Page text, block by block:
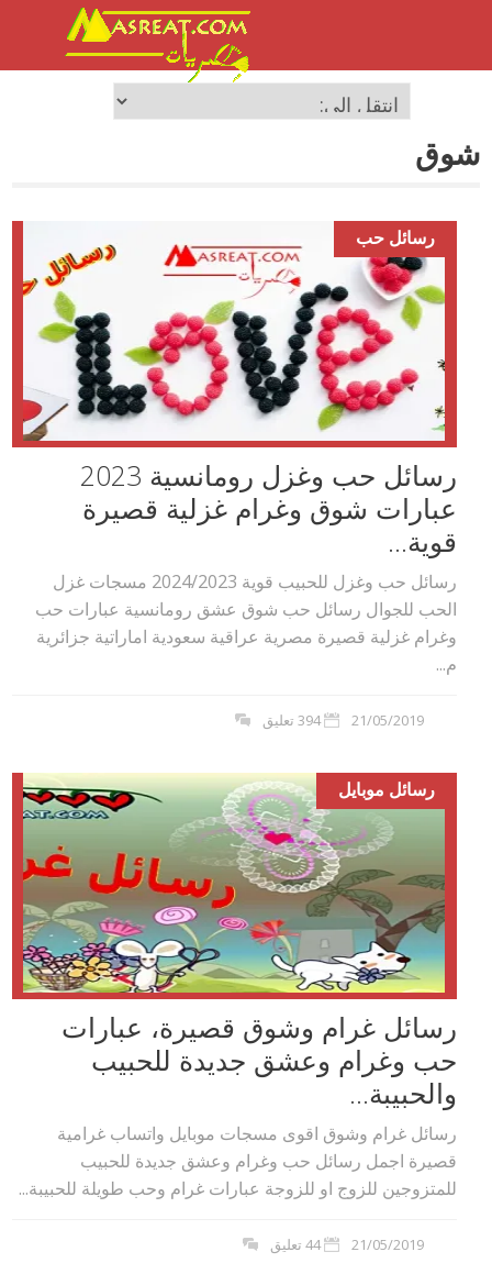
شوق
رسائل حب
رسائل حب وغزل رومانسية 2023
عبارات شوق وغرام غزلية قصيرة
قوية...
رسائل حب وغزل للحبيب قوية 2024/2023 مسجات غزل
الحب للجوال رسائل حب شوق عشق رومانسية عبارات حب
وغرام غزلية قصيرة مصرية عراقية سعودية اماراتية جزائرية
م...
21/05/2019 394 تعليق
رسائل موبايل
رسائل غرام وشوق قصيرة، عبارات
حب وغرام وعشق جديدة للحبيب
والحبيبة...
رسائل غرام وشوق اقوى مسجات موبايل واتساب غرامية
قصيرة اجمل رسائل حب وغرام وعشق جديدة للحبيب
للمتزوجين للزوج او للزوجة عبارات غرام وحب طويلة للحبيبة...
21/05/2019 44 تعليق